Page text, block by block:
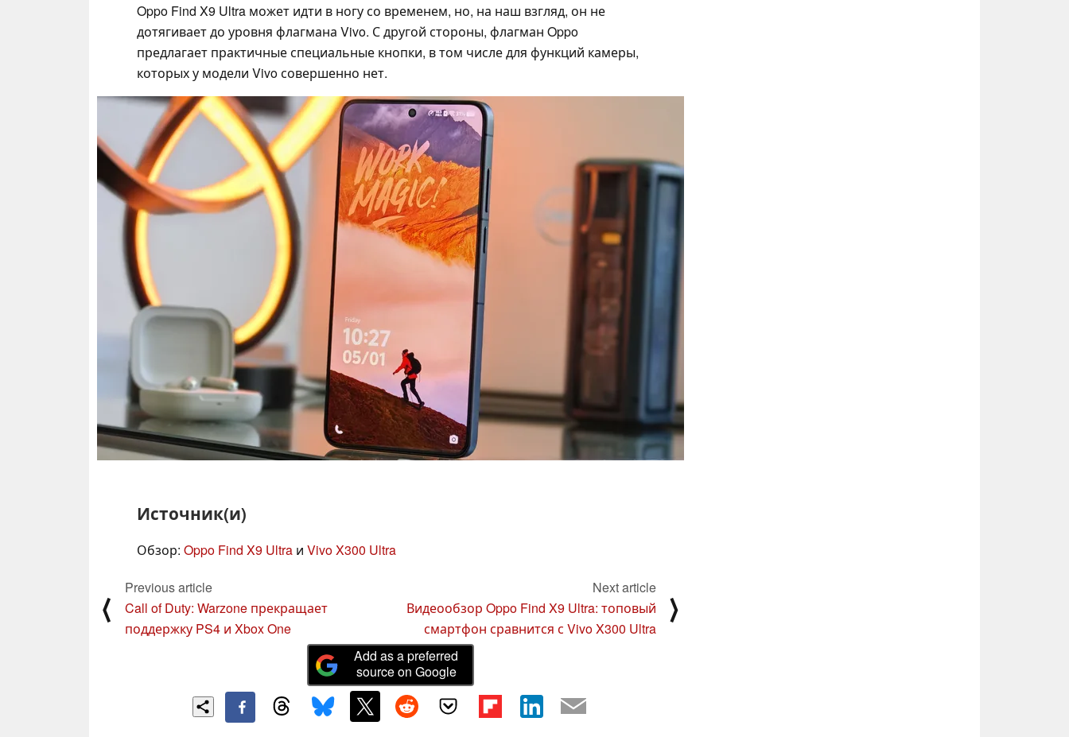
Oppo Find X9 Ultra может идти в ногу со временем, но, на наш взгляд, он не
дотягивает до уровня флагмана Vivo. С другой стороны, флагман Oppo
предлагает практичные специальные кнопки, в том числе для функций камеры,
которых у модели Vivo совершенно нет.
Источник(и)
Обзор: Oppo Find X9 Ultra и Vivo X300 Ultra
⟨
Previous article
Call of Duty: Warzone прекращает
поддержку PS4 и Xbox One
Next article
Видеообзор Oppo Find X9 Ultra: топовый
смартфон сравнится с Vivo X300 Ultra
⟩
Add as a preferred
source on Google